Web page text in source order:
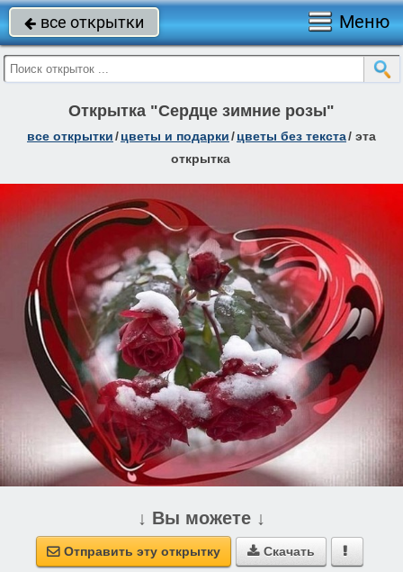
 все открытки Меню
Открытка "Сердце зимние розы"
все открытки/цветы и подарки/цветы без текста/ эта
открытка
↓ Вы можете ↓
 Отправить эту открытку  Скачать 